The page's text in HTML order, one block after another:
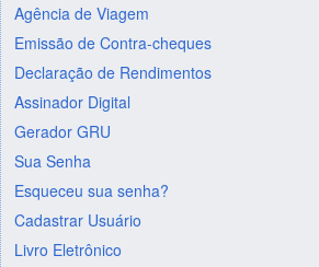
Agência de Viagem
Emissão de Contra-cheques
Declaração de Rendimentos
Assinador Digital
Gerador GRU
Sua Senha
Esqueceu sua senha?
Cadastrar Usuário
Livro Eletrônico